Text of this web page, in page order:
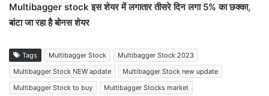
Multibagger stock इस शेयर में लगातार तीसरे दिन लगा 5% का छक्का,
बांटा जा रहा है बोनस शेयर
Tags Multibagger Stock
Multibagger Stock 2023
Multibagger Stock NEW apdate
Multibagger Stock new update
Multibagger Stock to buy
Multibagger Stocks market